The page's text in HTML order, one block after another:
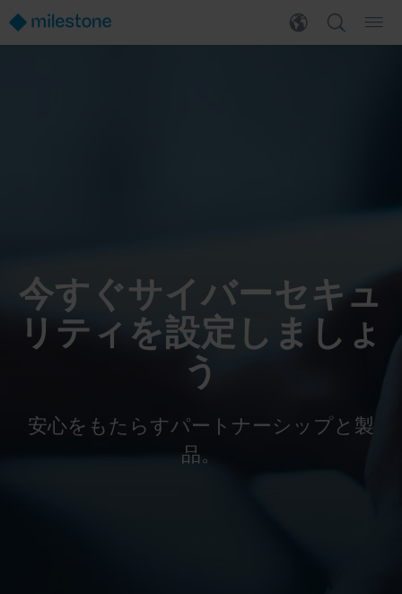
今すぐサイバーセキュ
リティを設定しましょ
う
安心をもたらすパートナーシップと製
品。